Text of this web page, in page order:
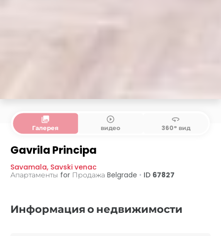
collections
Галерея
play_circle_outline
видео
360
360° вид
Gavrila Principa
Savamala, Savski venac
Апартаменты for Продажа Belgrade • ID 67827
Информация о недвижимости